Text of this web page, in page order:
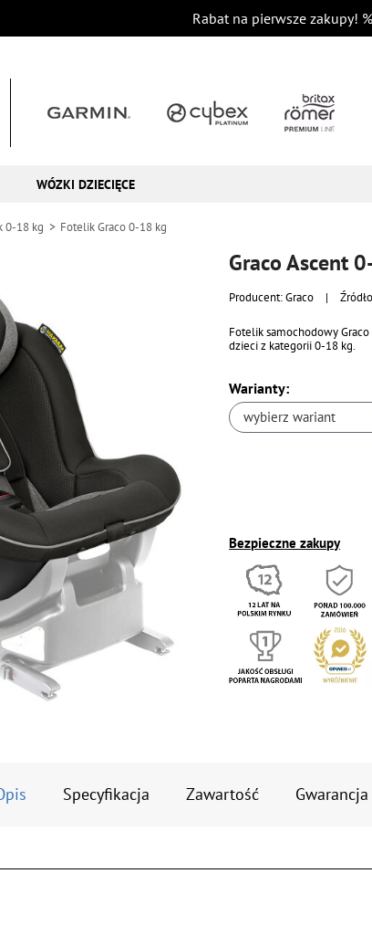
Rabat na pierwsze zakupy! %
WÓZKI DZIECIĘCE
0-18 kg Fotelik Graco 0-18 kg
Graco Ascent
Producent:Graco |
Fotelik samochodowy
dzieci z kategorii 0-18 kg.
Warianty:
wybierz wariant
Bezpieczne zakupy
Specyfikacja Zawartość Gwarancja